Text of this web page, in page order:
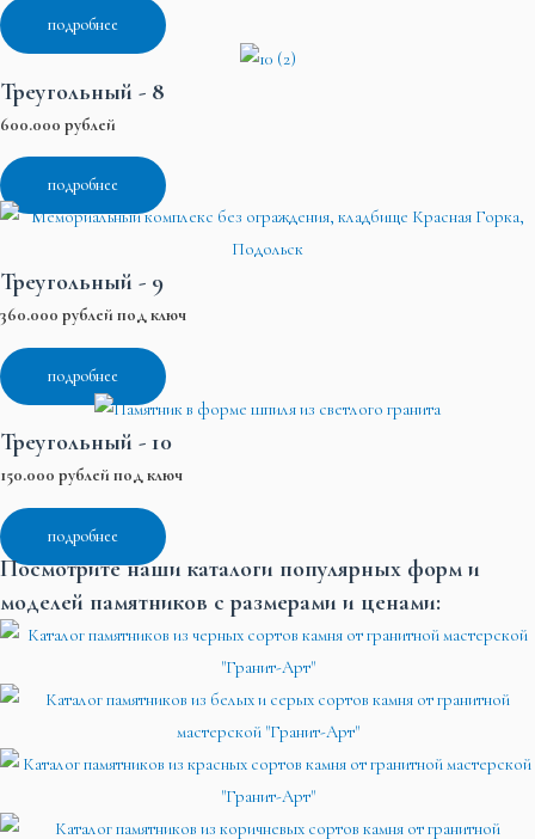
подробнее
Треугольный - 8
600.000 рублей
подробнее
Треугольный - 9
360.000 рублей под ключ
подробнее
Треугольный - 10
150.000 рублей под ключ
подробнее
Посмотрите наши каталоги популярных форм и
моделей памятников с размерами и ценами: